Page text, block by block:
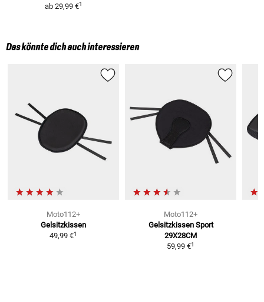
ab 29,99 €1
Das könnte dich auch interessieren
Moto112+
Gelsitzkissen
49,99 €1
Moto112+
Gelsitzkissen Sport
29X28CM
59,99 €1